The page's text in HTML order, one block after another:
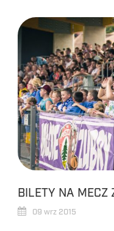
BILETY NA MECZ
09 wrz 2015